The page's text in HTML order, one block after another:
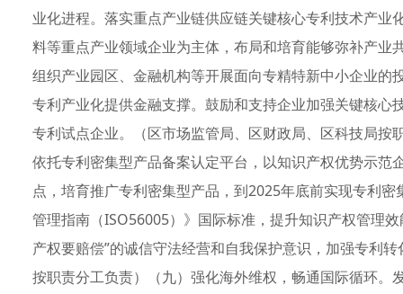
业化进程。落实重点产业链供应链关键核心专利技术产
料等重点产业领域企业为主体，布局和培育能够弥补产
组织产业园区、金融机构等开展面向专精特新中小企业
专利产业化提供金融支撑。鼓励和支持企业加强关键核
专利试点企业。（区市场监管局、区财政局、区科技局
依托专利密集型产品备案认定平台，以知识产权优势示
点，培育推广专利密集型产品，到2025年底前实现专利
管理指南（ISO56005）》国际标准，提升知识产权管理
产权要赔偿”的诚信守法经营和自我保护意识，加强专利
按职责分工负责）（九）强化海外维权，畅通国际循环